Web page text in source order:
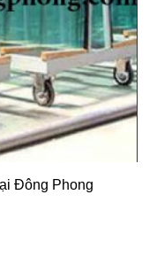
Đông Phong